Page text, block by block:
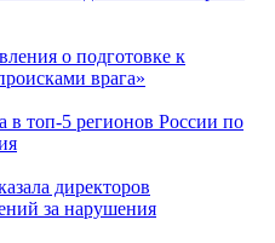
о подготовке к
врага»
в топ-5 регионов России по
директоров
за нарушения